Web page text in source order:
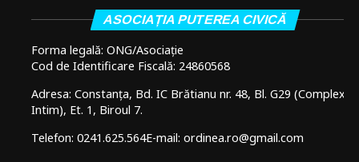
ASOCIAȚIA PUTEREA CIVICĂ
Forma legală: ONG/Asociație
Cod de Identificare Fiscală: 24860568
Adresa: Constanța, Bd. IC Brătianu nr. 48, Bl. G29 (Complex
Intim), Et. 1, Biroul 7.
Telefon: 0241.625.564E-mail: ordinea.ro@gmail.com